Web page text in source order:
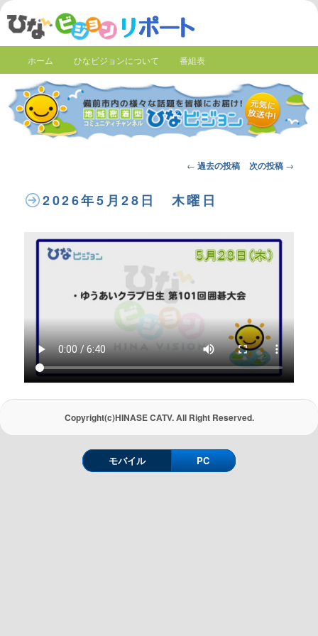
ホーム ひなビジョンについて 番組表
Post
← 過去の投稿 次の投稿 →
2026年5月28日 木曜日
Copyright(c)HINASE CATV. All Right Reserved.
モバイル PC